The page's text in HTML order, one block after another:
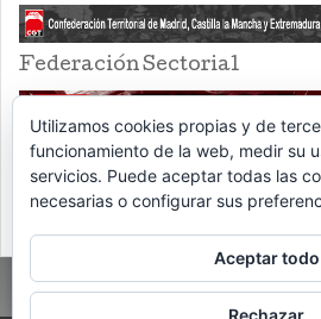
Federación Sectorial
Utilizamos cookies propias y de
funcionamiento de la web, medir su
servicios. Puede aceptar todas las
necesarias o configurar sus
Aceptar todo
Rechazar